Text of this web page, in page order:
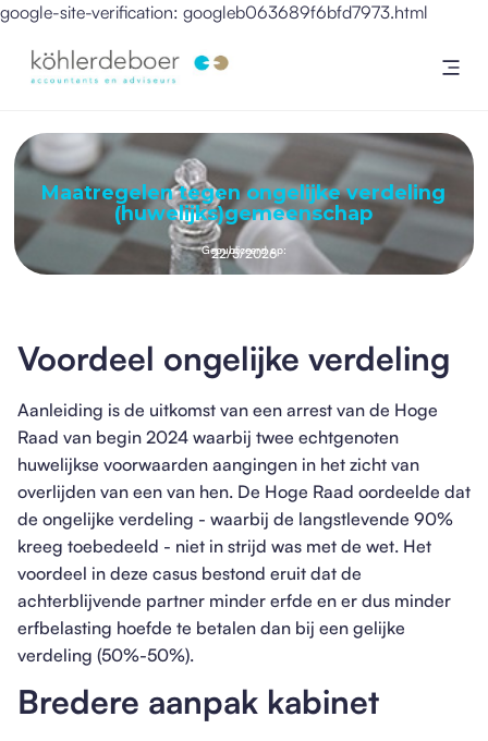
google-site-verification: googleb063689f6bfd7973.html
Maatregelen tegen ongelijke verdeling
(huwelijks)gemeenschap
Gepubliceerd op:
22/5/2026
Voordeel ongelijke verdeling
Aanleiding is de uitkomst van een arrest van de Hoge
Raad van begin 2024 waarbij twee echtgenoten
huwelijkse voorwaarden aangingen in het zicht van
overlijden van een van hen. De Hoge Raad oordeelde dat
de ongelijke verdeling - waarbij de langstlevende 90%
kreeg toebedeeld - niet in strijd was met de wet. Het
voordeel in deze casus bestond eruit dat de
achterblijvende partner minder erfde en er dus minder
erfbelasting hoefde te betalen dan bij een gelijke
verdeling (50%-50%).
Bredere aanpak kabinet